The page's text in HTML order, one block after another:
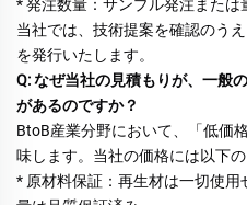
* 発注数量：サンプル発注または
当社では、技術提案を確認のう
を発行いたします。
Q: なぜ当社の見積もりが、一般
があるのですか？
BtoB産業分野において、「低価
味します。当社の価格には以下
* 原材料保証：再生材は一切使